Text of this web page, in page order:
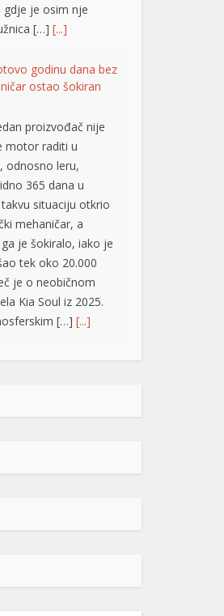
godinu dana bez
proizvođač nije
raditi u
odnosno leru,
365 dana u
situaciju otkrio
mehaničar, a
je šokiralo, iako je
tek oko 20.000
je o neobičnom
Kia Soul iz 2025.
[…][...]
Harvardovom
donosi zakone, ni
priznaju pravo na
takozvana bonska